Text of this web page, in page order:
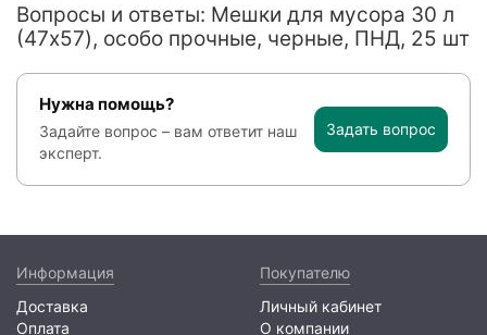
Вопросы и ответы: Мешки для мусора 30 л
(47x57), особо прочные, черные, ПНД, 25 шт
Нужна помощь?
Задайте вопрос – вам ответит наш
эксперт.
Задать вопрос
Информация
Доставка
Оплата
Покупателю
Личный кабинет
О компании